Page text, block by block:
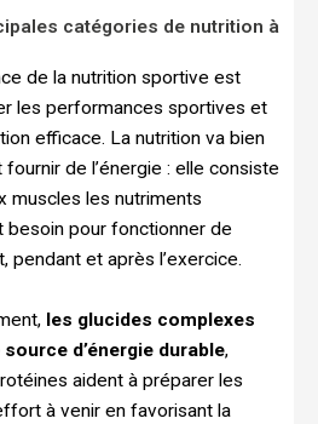
catégories de nutrition à
de la nutrition sportive est
les performances sportives et
efficace. La nutrition va bien
de l’énergie : elle consiste
muscles les nutriments
besoin pour fonctionner de
pendant et après l’exercice.
, les glucides complexes
source d’énergie durable,
aident à préparer les
à venir en favorisant la